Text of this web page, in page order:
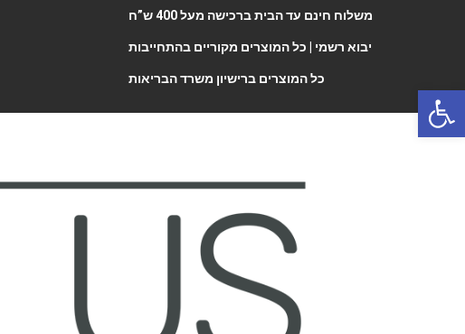
משלוח חינם עד הבית ברכישה מעל 400 ש”ח
יבוא רשמי | כל המוצרים מקוריים בהתחייבות
כל המוצרים ברישיון משרד הבריאות